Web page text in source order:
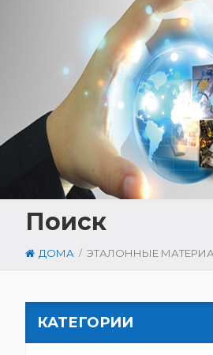
Поиск
ДОМА /
КАТЕГОРИИ